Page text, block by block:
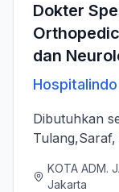
Dokter
dan
Hospitalindo
Dibutuhkan
ramah dan
KOTA ADM.
Jakarta